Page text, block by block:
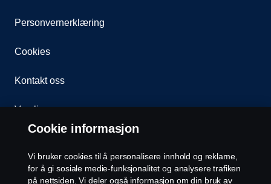
Personvernerklæring
Cookies
Kontakt oss
Varsling
Etiske retningslinjer for leverandører
Cookie informasjon
Vi bruker cookies til å personalisere innhold og reklame,
for å gi sosiale medie-funksjonalitet og analysere trafiken
på nettsiden. Vi deler også informasjon om din bruk av